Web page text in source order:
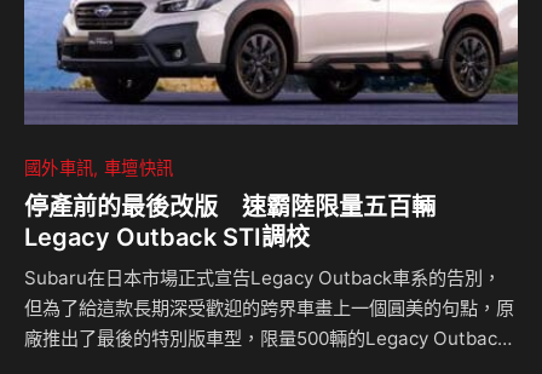
國外車訊 車壇快訊
停產前的最後改版 速霸陸限量五百輛
Legacy Outback STI調校
Subaru在日本市場正式宣告Legacy Outback車系的告別，
但為了給這款長期深受歡迎的跨界車畫上一個圓美的句點，原
廠推出了最後的特別版車型，限量500輛的Legacy Outback